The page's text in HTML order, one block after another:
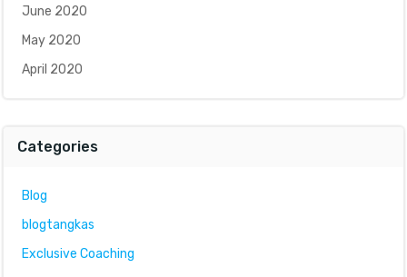
June 2020
May 2020
April 2020
Categories
Blog
blogtangkas
Exclusive Coaching